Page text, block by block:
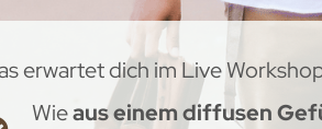
erwartet dich im Live
Wieaus einem diffusen